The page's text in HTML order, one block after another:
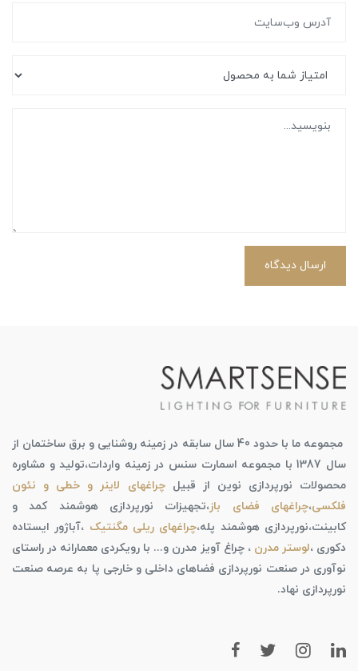
ارسال دیدگاه
مجموعه ما با حدود 40 سال سابقه در زمینه روشنایی و برق ساختمان از
سال 1387 با مجموعه اسمارت سنس در زمینه واردات،تولید و مشاوره
محصولات نورپردازی نوین از قبیلچراغهای لاینر و خطی و نئون
فلکسی،چراغهای فضای باز،تجهیزات نورپردازی هوشمند کمد و
کابینت،نورپردازی هوشمند پله،چراغهای ریلی مگنتیک ،آباژور ایستاده
دکوری ،لوستر مدرن ، چراغ آویز مدرن و... با رویکردی معمارانه در راستای
نوآوری در صنعت نورپردازی فضاهای داخلی و خارجی پا به عرصه صنعت
نورپردازی نهاد.